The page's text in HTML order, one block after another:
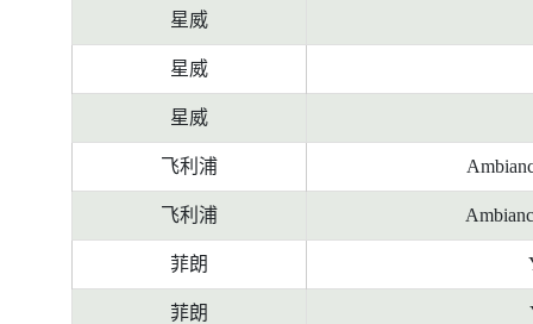
星威
星威
星威
飞利浦
飞利浦
菲朗
菲朗